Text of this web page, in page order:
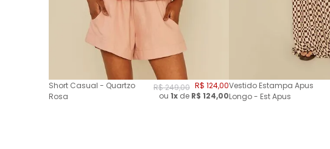
Short Casual - Quartzo
Rosa
R$249,00 R$ 124,00
ou 1x de R$ 124,00
Vestido Estampa Apus
Longo - Est Apus